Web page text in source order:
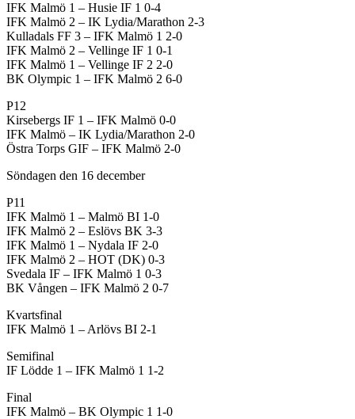
IFK Malmö 1 – Husie IF 1 0-4
IFK Malmö 2 – IK Lydia/Marathon 2-3
Kulladals FF 3 – IFK Malmö 1 2-0
IFK Malmö 2 – Vellinge IF 1 0-1
IFK Malmö 1 – Vellinge IF 2 2-0
BK Olympic 1 – IFK Malmö 2 6-0
P12
Kirsebergs IF 1 – IFK Malmö 0-0
IFK Malmö – IK Lydia/Marathon 2-0
Östra Torps GIF – IFK Malmö 2-0
Söndagen den 16 december
P11
IFK Malmö 1 – Malmö BI 1-0
IFK Malmö 2 – Eslövs BK 3-3
IFK Malmö 1 – Nydala IF 2-0
IFK Malmö 2 – HOT (DK) 0-3
Svedala IF – IFK Malmö 1 0-3
BK Vången – IFK Malmö 2 0-7
Kvartsfinal
IFK Malmö 1 – Arlövs BI 2-1
Semifinal
IF Lödde 1 – IFK Malmö 1 1-2
Final
IFK Malmö – BK Olympic 1 1-0